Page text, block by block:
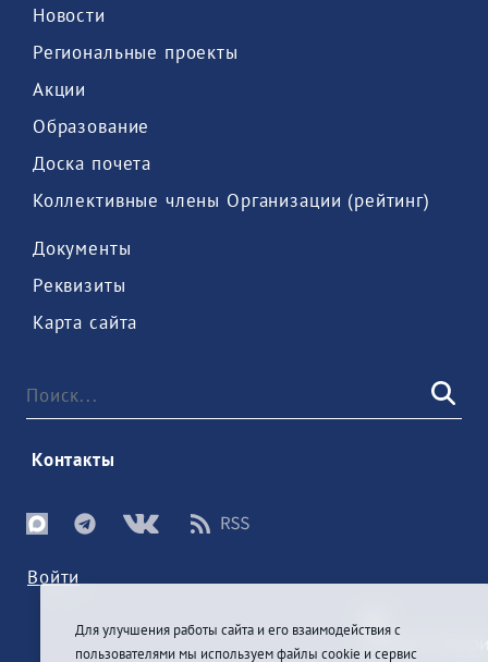
Новости
Региональные проекты
Акции
Образование
Доска почета
Коллективные члены Организации (рейтинг)
Документы
Реквизиты
Карта сайта
Контакты
Войти
Для улучшения работы сайта и его взаимодействия с
пользователями мы используем файлы cookie и сервис